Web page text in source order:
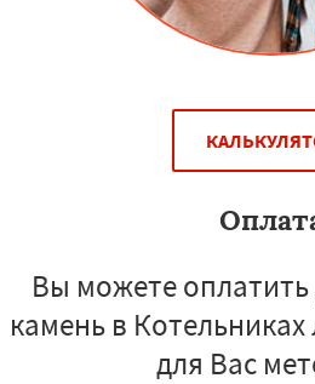
Вы можете
камень в
для Вас